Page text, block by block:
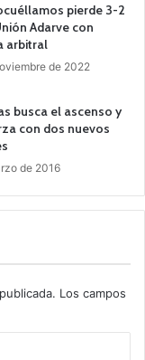
pierde 3-2
Adarve con
arbitral
de 2022
busca el ascenso y
con dos nuevos
de 2016
Los campos